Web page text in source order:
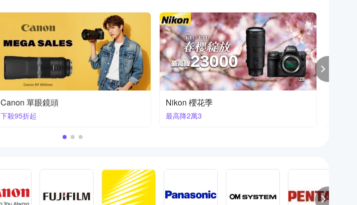
Nikon Z 鏡頭 | 首購送膠囊傘
70-200mm F2.8
富士熱銷新款
下殺93折起再獨家贈